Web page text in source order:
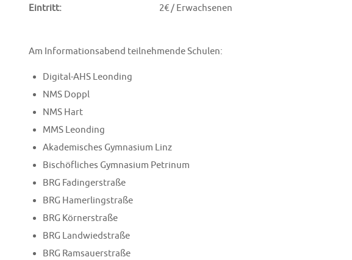
Eintritt:
2€ / Erwachsenen
Am Informationsabend teilnehmende Schulen:
Digital-AHS Leonding
NMS Doppl
NMS Hart
MMS Leonding
Akademisches Gymnasium Linz
Bischöfliches Gymnasium Petrinum
BRG Fadingerstraße
BRG Hamerlingstraße
BRG Körnerstraße
BRG Landwiedstraße
BRG Ramsauerstraße